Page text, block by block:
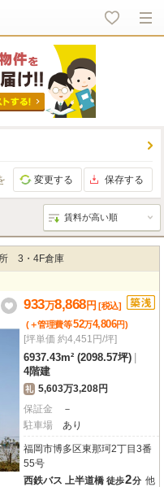
変更する 保存する
所 3・4F倉庫
933万8,868円 [税込]
(＋管理費等52万4,806円)
[坪単価 約4,451円/坪]
6937.43m² (2098.57坪)
4階建
礼 5,603万3,208円
保証金
－
駐車場
あり
福岡市博多区東那珂2丁目3番
55号
西鉄バス 上半道橋 徒歩2分 他